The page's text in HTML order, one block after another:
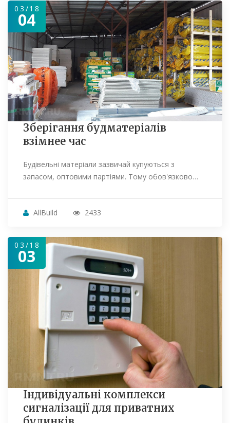
03/18
04
Зберігання будматеріалів
взімнее час
Будівельні матеріали зазвичай купуються з
запасом, оптовими партіями. Тому обов'язково…
AllBuild 2433
03/18
03
Індивідуальні комплекси
сигналізації для приватних